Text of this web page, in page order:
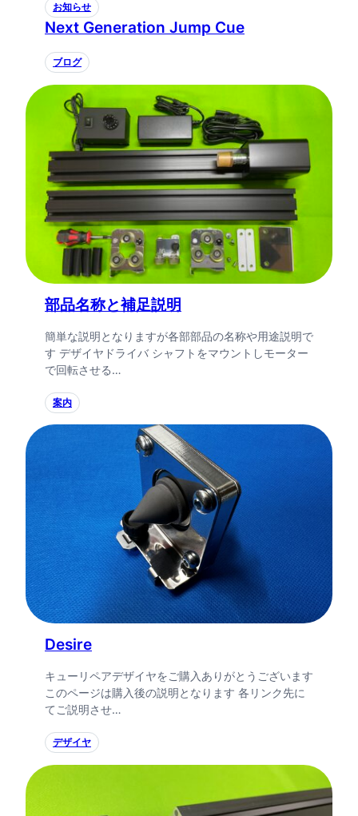
お知らせ
Next Generation Jump Cue
ブログ
部品名称と補足説明
簡単な説明となりますが各部部品の名称や用途説明で
す デザイヤドライバ シャフトをマウントしモーター
で回転させる…
案内
Desire
キューリペアデザイヤをご購入ありがとうございます
このページは購入後の説明となります 各リンク先に
てご説明させ…
デザイヤ